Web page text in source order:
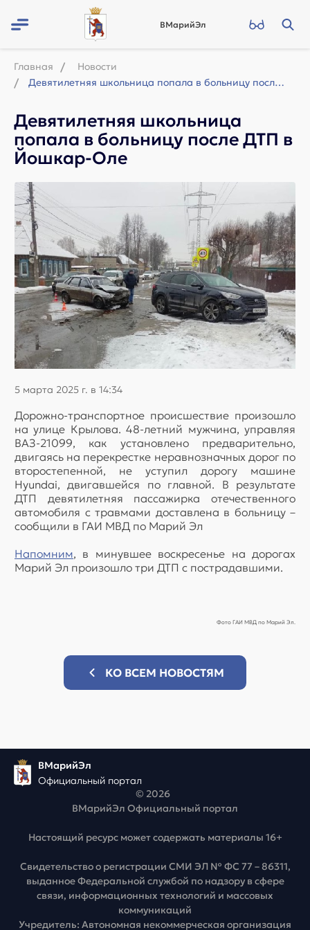
ВМарийЭл
Главная
Новости
Девятилетняя школьница попала в больницу после ДТП в Йошкар-Оле
Девятилетняя школьница
попала в больницу после ДТП в
Йошкар-Оле
5 марта 2025 г. в 14:34
Дорожно-транспортное происшествие произошло
на улице Крылова. 48-летний мужчина, управляя
ВАЗ-21099, как установлено предварительно,
двигаясь на перекрестке неравнозначных дорог по
второстепенной, не уступил дорогу машине
Hyundai, двигавшейся по главной. В результате
ДТП девятилетняя пассажирка отечественного
автомобиля с травмами доставлена в больницу –
сообщили в ГАИ МВД по Марий Эл
Напомним, в минувшее воскресенье на дорогах
Марий Эл произошло три ДТП с пострадавшими.
Фото ГАИ МВД по Марий Эл.
КО ВСЕМ НОВОСТЯМ
ВМарийЭл
Официальный портал
© 2026
ВМарийЭл Официальный портал
Настоящий ресурс может содержать материалы 16+
Свидетельство о регистрации СМИ ЭЛ № ФС 77 – 86311,
выданное Федеральной службой по надзору в сфере
связи, информационных технологий и массовых
коммуникаций
Учредитель: Автономная некоммерческая организация